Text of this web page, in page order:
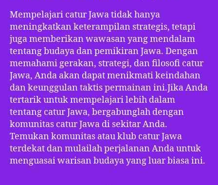
Mempelajari catur Jawa tidak hanya
meningkatkan keterampilan strategis, tetapi
juga memberikan wawasan yang mendalam
tentang budaya dan pemikiran Jawa. Dengan
memahami gerakan, strategi, dan filosofi catur
Jawa, Anda akan dapat menikmati keindahan
dan keunggulan taktis permainan ini.Jika Anda
tertarik untuk mempelajari lebih dalam
tentang catur Jawa, bergabunglah dengan
komunitas catur Jawa di sekitar Anda.
Temukan komunitas atau klub catur Jawa
terdekat dan mulailah perjalanan Anda untuk
menguasai warisan budaya yang luar biasa ini.